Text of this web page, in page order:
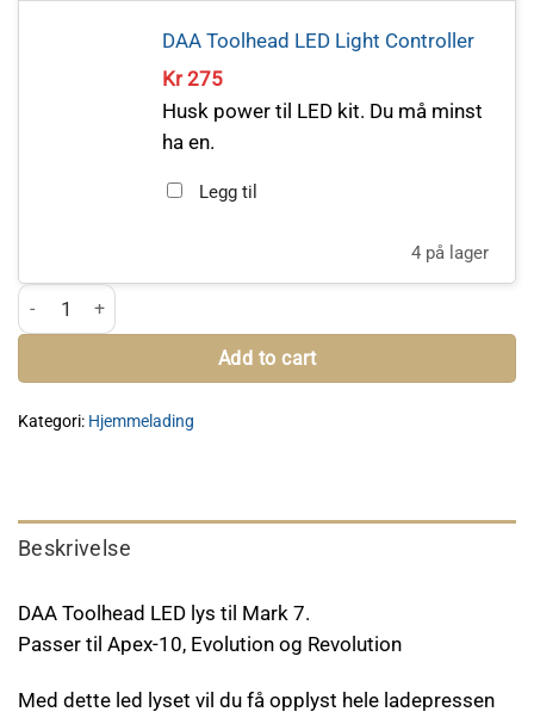
DAA Toolhead LED Light Controller
Kr275
Husk power til LED kit. Du må minst
ha en.
Legg til
4 på lager
DAA Toolhead LED – Mark 7 antall
Add to cart
Kategori: Hjemmelading
Beskrivelse
DAA Toolhead LED lys til Mark 7.
Passer til Apex-10, Evolution og Revolution
Med dette led lyset vil du få opplyst hele ladepressen